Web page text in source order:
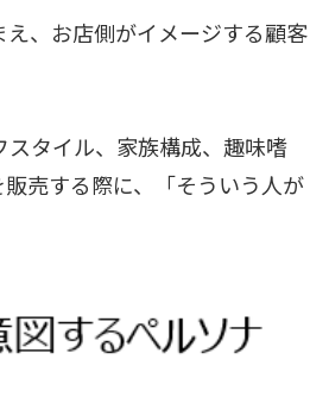
、お店側がイメージする顧客
タイル、家族構成、趣味嗜
売する際に、「そういう人が